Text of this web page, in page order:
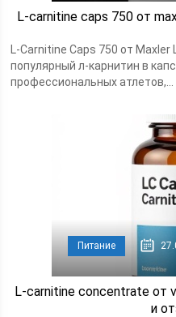
L-carnitine caps 750 от
L-Carnitine Caps 750 от Maxler
популярный л-карнитин в
профессиональных атлетов,...
Питание
L-carnitine concentrate от
и